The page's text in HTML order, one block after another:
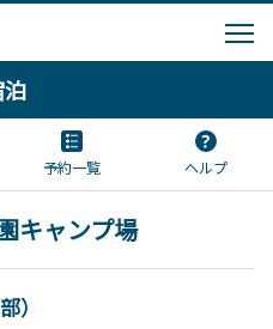
予約一覧 ヘルプ
キャンプ場
）